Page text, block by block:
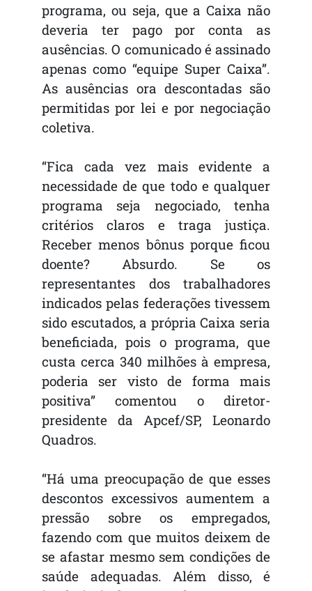
programa, ou seja, que a Caixa não
deveria ter pago por conta as
ausências. O comunicado é assinado
apenas como “equipe Super Caixa”.
As ausências ora descontadas são
permitidas por lei e por negociação
coletiva.
“Fica cada vez mais evidente a
necessidade de que todo e qualquer
programa seja negociado, tenha
critérios claros e traga justiça.
Receber menos bônus porque ficou
doente? Absurdo. Se os
representantes dos trabalhadores
indicados pelas federações tivessem
sido escutados, a própria Caixa seria
beneficiada, pois o programa, que
custa cerca 340 milhões à empresa,
poderia ser visto de forma mais
positiva” comentou o diretor-
presidente da Apcef/SP, Leonardo
Quadros.
“Há uma preocupação de que esses
descontos excessivos aumentem a
pressão sobre os empregados,
fazendo com que muitos deixem de
se afastar mesmo sem condições de
saúde adequadas. Além disso, é